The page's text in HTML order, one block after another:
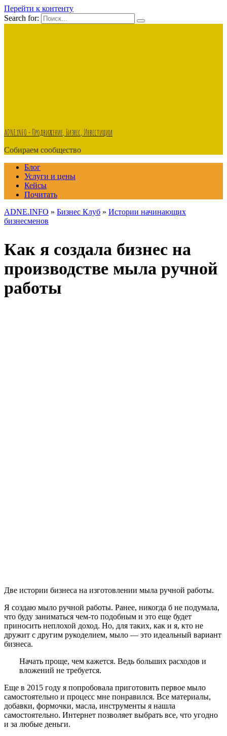
Перейти к контенту
Search for:
ADNE.iNFO - Продвижение, Бизнес, Инвестиции
Собираем сообщество
Блог
Услуги и цены
Кейсы
Почитать
ADNE.INFO » Бизнес Клуб » Истории начинающих
бизнесменов
Как я создала бизнес на
производстве мыла ручной
работы
Две истории бизнеса на изготовлении мыла ручной работы.
Я создаю мыло ручной работы. Ранее, никогда б не подумала,
что буду заниматься чем-то подобным и это еще будет
приносить неплохой доход. Но, для таких, как и я, кто не
дружит с другим рукоделием, мыло — это идеальный вариант
бизнеса.
Начать проще, чем кажется. Ведь больших расходов и
вложений не требуется.
Еще в 2015 году я попробовала приготовить первое мыло
самостоятельно и процесс мне понравился. Все материалы,
добавки, формочки, масла, инструменты я нашла
самостоятельно. Интернет позволяет выбрать все, что угодно
и за любые деньги.